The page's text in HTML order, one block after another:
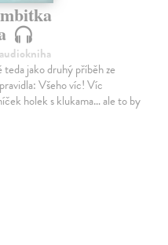
jako druhý příběh ze
Všeho víc! Víc
holek s klukama… ale to by